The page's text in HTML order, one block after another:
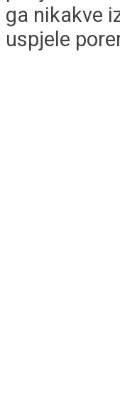
ga nikakve
uspjele